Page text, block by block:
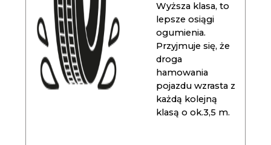
Wyższa klasa, to
lepsze osiągi
ogumienia.
Przyjmuje się, że
droga
hamowania
pojazdu wzrasta z
każdą kolejną
klasą o ok.3,5 m.